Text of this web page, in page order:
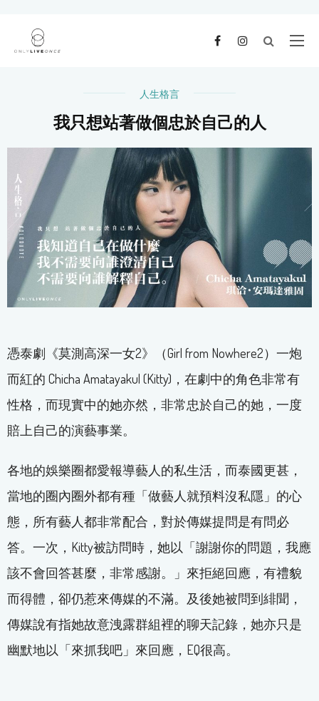
人生格言
我只想站著做個忠於自己的人
憑泰劇《莫測高深一女2》（Girl from Nowhere2）一炮
而紅的 Chicha Amatayakul (Kitty)，在劇中的角色非常有
性格，而現實中的她亦然，非常忠於自己的她，一度
賠上自己的演藝事業。
各地的娛樂圈都愛報導藝人的私生活，而泰國更甚，
當地的圈內圈外都有種「做藝人就預料沒私隱」的心
態，所有藝人都非常配合，對於傳媒提問是有問必
答。一次，Kitty被訪問時，她以「謝謝你的問題，我應
該不會回答甚麼，非常感謝。」來拒絕回應，有禮貌
而得體，卻仍惹來傳媒的不滿。及後她被問到緋聞，
傳媒說有指她故意洩露群組裡的聊天記錄，她亦只是
幽默地以「來抓我吧」來回應，EQ很高。